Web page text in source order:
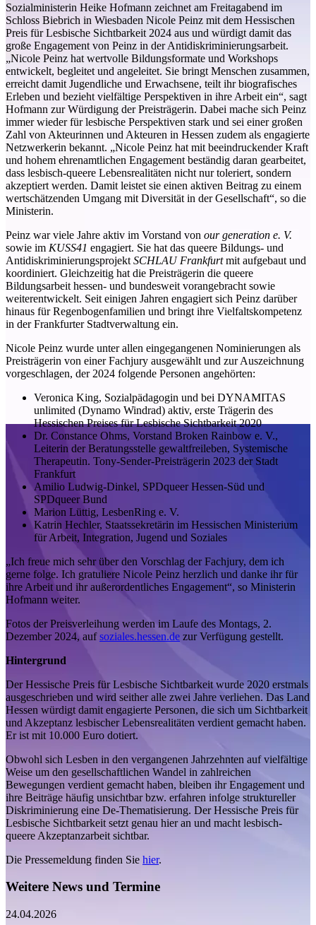
Sozialministerin Heike Hofmann zeichnet am Freitagabend im
Schloss Biebrich in Wiesbaden Nicole Peinz mit dem Hessischen
Preis für Lesbische Sichtbarkeit 2024 aus und würdigt damit das
große Engagement von Peinz in der Antidiskriminierungsarbeit.
„Nicole Peinz hat wertvolle Bildungsformate und Workshops
entwickelt, begleitet und angeleitet. Sie bringt Menschen zusammen,
erreicht damit Jugendliche und Erwachsene, teilt ihr biografisches
Erleben und bezieht vielfältige Perspektiven in ihre Arbeit ein“, sagt
Hofmann zur Würdigung der Preisträgerin. Dabei mache sich Peinz
immer wieder für lesbische Perspektiven stark und sei einer großen
Zahl von Akteurinnen und Akteuren in Hessen zudem als engagierte
Netzwerkerin bekannt. „Nicole Peinz hat mit beeindruckender Kraft
und hohem ehrenamtlichen Engagement beständig daran gearbeitet,
dass lesbisch-queere Lebensrealitäten nicht nur toleriert, sondern
akzeptiert werden. Damit leistet sie einen aktiven Beitrag zu einem
wertschätzenden Umgang mit Diversität in der Gesellschaft“, so die
Ministerin.
Peinz war viele Jahre aktiv im Vorstand von our generation e. V.
sowie im KUSS41 engagiert. Sie hat das queere Bildungs- und
Antidiskriminierungsprojekt SCHLAU Frankfurtmit aufgebaut und
koordiniert. Gleichzeitig hat die Preisträgerin die queere
Bildungsarbeit hessen- und bundesweit vorangebracht sowie
weiterentwickelt. Seit einigen Jahren engagiert sich Peinz darüber
hinaus für Regenbogenfamilien und bringt ihre Vielfaltskompetenz
in der Frankfurter Stadtverwaltung ein.
Nicole Peinz wurde unter allen eingegangenen Nominierungen als
Preisträgerin von einer Fachjury ausgewählt und zur Auszeichnung
vorgeschlagen, der 2024 folgende Personen angehörten:
Veronica King, Sozialpädagogin und bei DYNAMITAS
unlimited (Dynamo Windrad) aktiv, erste Trägerin des
Hessischen Preises für Lesbische Sichtbarkeit 2020
Dr. Constance Ohms, Vorstand Broken Rainbow e. V.,
Leiterin der Beratungsstelle gewaltfreileben, Systemische
Therapeutin. Tony-Sender-Preisträgerin 2023 der Stadt
Frankfurt
Amilio Ludwig-Dinkel, SPDqueer Hessen-Süd und
SPDqueer Bund
Marion Lüttig, LesbenRing e. V.
Katrin Hechler, Staatssekretärin im Hessischen Ministerium
für Arbeit, Integration, Jugend und Soziales
„Ich freue mich sehr über den Vorschlag der Fachjury, dem ich
gerne folge. Ich gratuliere Nicole Peinz herzlich und danke ihr für
ihre Arbeit und ihr außerordentliches Engagement“, so Ministerin
Hofmann weiter.
Fotos der Preisverleihung werden im Laufe des Montags, 2.
Dezember 2024, aufsoziales.hessen.de zur Verfügung gestellt.
Hintergrund
Der Hessische Preis für Lesbische Sichtbarkeit wurde 2020 erstmals
ausgeschrieben und wird seither alle zwei Jahre verliehen. Das Land
Hessen würdigt damit engagierte Personen, die sich um Sichtbarkeit
und Akzeptanz lesbischer Lebensrealitäten verdient gemacht haben.
Er ist mit 10.000 Euro dotiert.
Obwohl sich Lesben in den vergangenen Jahrzehnten auf vielfältige
Weise um den gesellschaftlichen Wandel in zahlreichen
Bewegungen verdient gemacht haben, bleiben ihr Engagement und
ihre Beiträge häufig unsichtbar bzw. erfahren infolge struktureller
Diskriminierung eine De-Thematisierung. Der Hessische Preis für
Lesbische Sichtbarkeit setzt genau hier an und macht lesbisch-
queere Akzeptanzarbeit sichtbar.
Die Pressemeldung finden Sie hier.
Weitere News und Termine
24.04.2026